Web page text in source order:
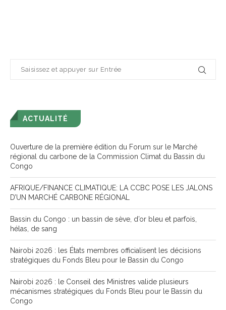
ACTUALITÉ
Ouverture de la première édition du Forum sur le Marché
régional du carbone de la Commission Climat du Bassin du
Congo
AFRIQUE/FINANCE CLIMATIQUE: LA CCBC POSE LES JALONS
D’UN MARCHÉ CARBONE RÉGIONAL
Bassin du Congo : un bassin de sève, d’or bleu et parfois,
hélas, de sang
Nairobi 2026 : les États membres officialisent les décisions
stratégiques du Fonds Bleu pour le Bassin du Congo
Nairobi 2026 : le Conseil des Ministres valide plusieurs
mécanismes stratégiques du Fonds Bleu pour le Bassin du
Congo